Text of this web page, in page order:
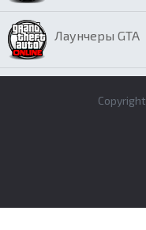
Лаунчеры GTA
Copyright